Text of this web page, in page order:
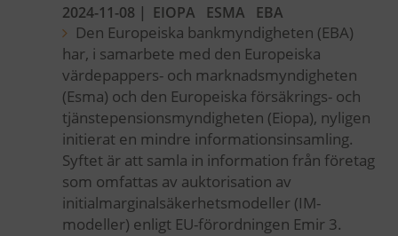
2024-11-08 | EIOPA ESMA EBA
Den Europeiska bankmyndigheten (EBA)
har, i samarbete med den Europeiska
värdepappers- och marknadsmyndigheten
(Esma) och den Europeiska försäkrings- och
tjänstepensionsmyndigheten (Eiopa), nyligen
initierat en mindre informationsinsamling.
Syftet är att samla in information från företag
som omfattas av auktorisation av
initialmarginalsäkerhetsmodeller (IM-
modeller) enligt EU-förordningen Emir 3.